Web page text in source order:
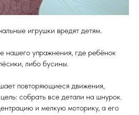
игрушки вредят детям.
нашего упражнения, где ребёнок
либо бусины.
повторяющиеся движения,
собрать все детали на шнурок.
и мелкую моторику, а его